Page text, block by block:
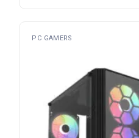
PC GAMERS